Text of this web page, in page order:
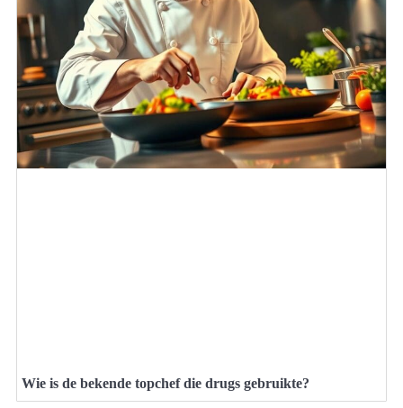
Wie is de bekende topchef die drugs gebruikte?